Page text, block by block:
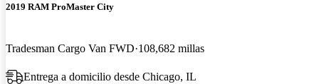
2019 RAM ProMaster City
Tradesman Cargo Van FWD 108,682 millas
Entrega a domicilio desde Chicago, IL